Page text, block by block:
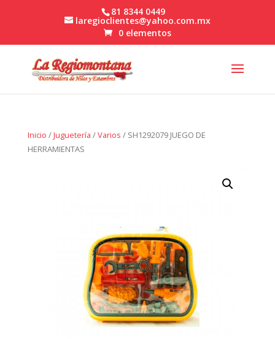
81 8344 0449
laregioclientes@yahoo.com.mx
0 elementos
Inicio /Juguetería /Varios / SH1292079 JUEGO DE
HERRAMIENTAS